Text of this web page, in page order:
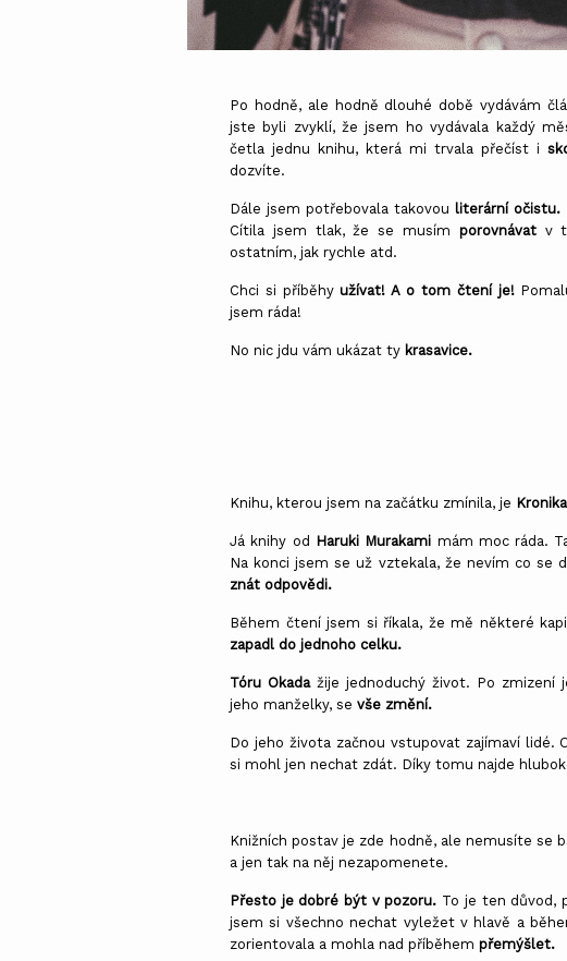
Po hodně, ale hodně dlouhé době vydávám
jste byli zvyklí, že jsem ho vydávala každý
četla jednu knihu, která mi trvala přečíst i
dozvíte.
Dále jsem potřebovala takovou literární očistu.
Cítila jsem tlak, že se musím porovnávat v
ostatním, jak rychle atd.
Chci si příběhyužívat! A o tom čtení je!
jsem ráda!
No nic jdu vám ukázat ty krasavice.
Knihu, kterou jsem na začátku zmínila, je
Já knihy od Haruki Murakami mám moc ráda.
Na konci jsem se už vztekala, že nevím co se
znát odpovědi.
Během čtení jsem si říkala, že mě některé
zapadl do jednoho celku.
Tóru Okadažije jednoduchý život. Po zmizení
jeho manželky, se vše změní.
Do jeho života začnou vstupovat zajímaví lidé.
si mohl jen nechat zdát. Díky tomu najde
Knižních postav je zde hodně, ale nemusíte se
a jen tak na něj nezapomenete.
Přesto je dobré být v pozoru. To je ten důvod,
jsem si všechno nechat vyležet v hlavě a
zorientovala a mohla nad příběhem přemýšlet.